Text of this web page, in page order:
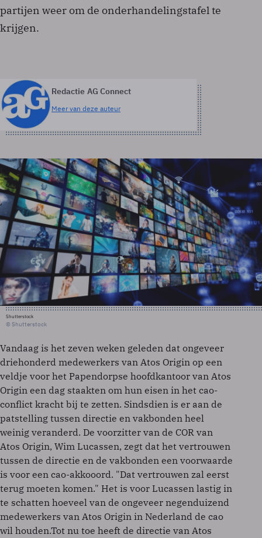
partijen weer om de onderhandelingstafel te
krijgen.
Redactie AG Connect
Meer van deze auteur
Shutterstock
© Shutterstock
Vandaag is het zeven weken geleden dat ongeveer
driehonderd medewerkers van Atos Origin op een
veldje voor het Papendorpse hoofdkantoor van Atos
Origin een dag staakten om hun eisen in het cao-
conflict kracht bij te zetten. Sindsdien is er aan de
patstelling tussen directie en vakbonden heel
weinig veranderd. De voorzitter van de COR van
Atos Origin, Wim Lucassen, zegt dat het vertrouwen
tussen de directie en de vakbonden een voorwaarde
is voor een cao-akkooord. "Dat vertrouwen zal eerst
terug moeten komen." Het is voor Lucassen lastig in
te schatten hoeveel van de ongeveer negenduizend
medewerkers van Atos Origin in Nederland de cao
wil houden.Tot nu toe heeft de directie van Atos